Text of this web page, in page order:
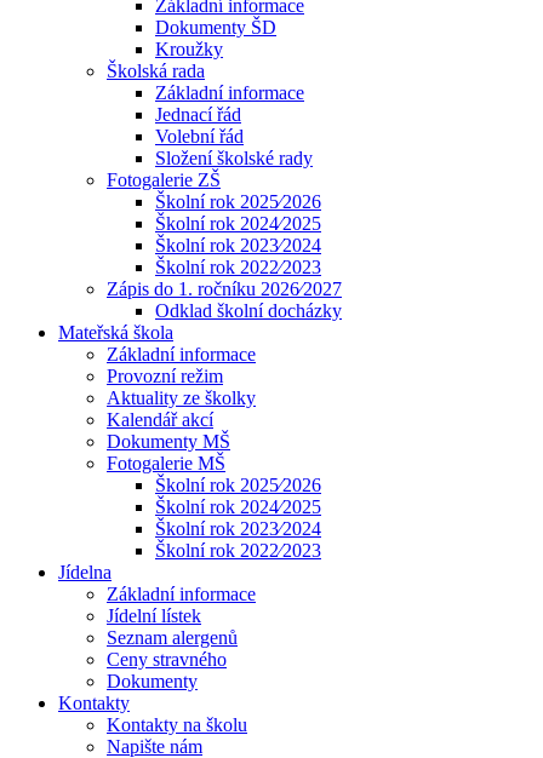
Základní informace
Dokumenty ŠD
Kroužky
Školská rada
Základní informace
Jednací řád
Volební řád
Složení školské rady
Fotogalerie ZŠ
Školní rok 2025⁄2026
Školní rok 2024⁄2025
Školní rok 2023⁄2024
Školní rok 2022⁄2023
Zápis do 1. ročníku 2026⁄2027
Odklad školní docházky
Mateřská škola
Základní informace
Provozní režim
Aktuality ze školky
Kalendář akcí
Dokumenty MŠ
Fotogalerie MŠ
Školní rok 2025⁄2026
Školní rok 2024⁄2025
Školní rok 2023⁄2024
Školní rok 2022⁄2023
Jídelna
Základní informace
Jídelní lístek
Seznam alergenů
Ceny stravného
Dokumenty
Kontakty
Kontakty na školu
Napište nám